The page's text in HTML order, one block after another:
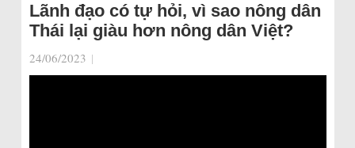
Lãnh đạo có tự hỏi, vì sao nông dân
Thái lại giàu hơn nông dân Việt?
24/06/2023 |